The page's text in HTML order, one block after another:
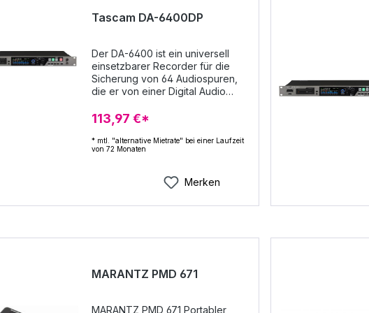
Tascam DA-6400DP
Der DA-6400 ist ein universell
einsetzbarer Recorder für die
Sicherung von 64 Audiospuren,
die er von einer Digital Audio
Live-Mischpult erhält. Für das
Gerät stehen verschiedene
Interfacekarten für Datenformate
wie MADI, DANTE, DigiLink, AVB
eine nahtlose Integration in
praktische jede vorhandene
Systemumgebung ermöglichen.
System zu pflegen und
Erfordernissen der Nutzer
fortlaufend an neue Schnittstellen
DA-6400 nutzt ein spezielles
113,97 €*
* mtl. "alternative Mietrate" bei einer Laufzeit
von 72 Monaten
Merken
MARANTZ PMD 671
MARANTZ PMD 671 Portabler